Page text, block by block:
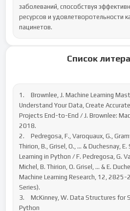
заболеваний, способствуя
ресурсов и удовлетворотельности
пацинетов.
Список
1.	Brownlee, J. Machine Learning Mastery with Python:
Understand Your Data, Create
Projects End-to-End / J. Brownlee:
2018.
2.	Pedregosa, F., Varoquaux, G., Gramfort, A., Michel, V.,
Thirion, B., Grisel, O., … & Duchesnay,
Learning in Python / F. Pedregosa, G.
Michel, B. Thirion, O. Grisel, … & E.
Machine Learning Research, 12, 2825-
Series).
3.	McKinney, W. Data Structures for Statistical Computing in
Python